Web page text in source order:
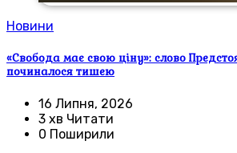
Новини
«Свобода має свою ціну»: слово
починалося тишею
16 Липня, 2026
3 хв Читати
0 Поширили